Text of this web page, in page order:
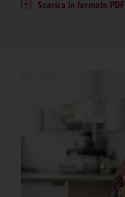
Scarica in formato PDF